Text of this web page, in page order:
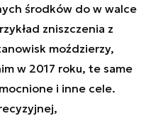
środków do w walce
zniszczenia z
moździerzy,
w 2017 roku, te same
i inne cele.